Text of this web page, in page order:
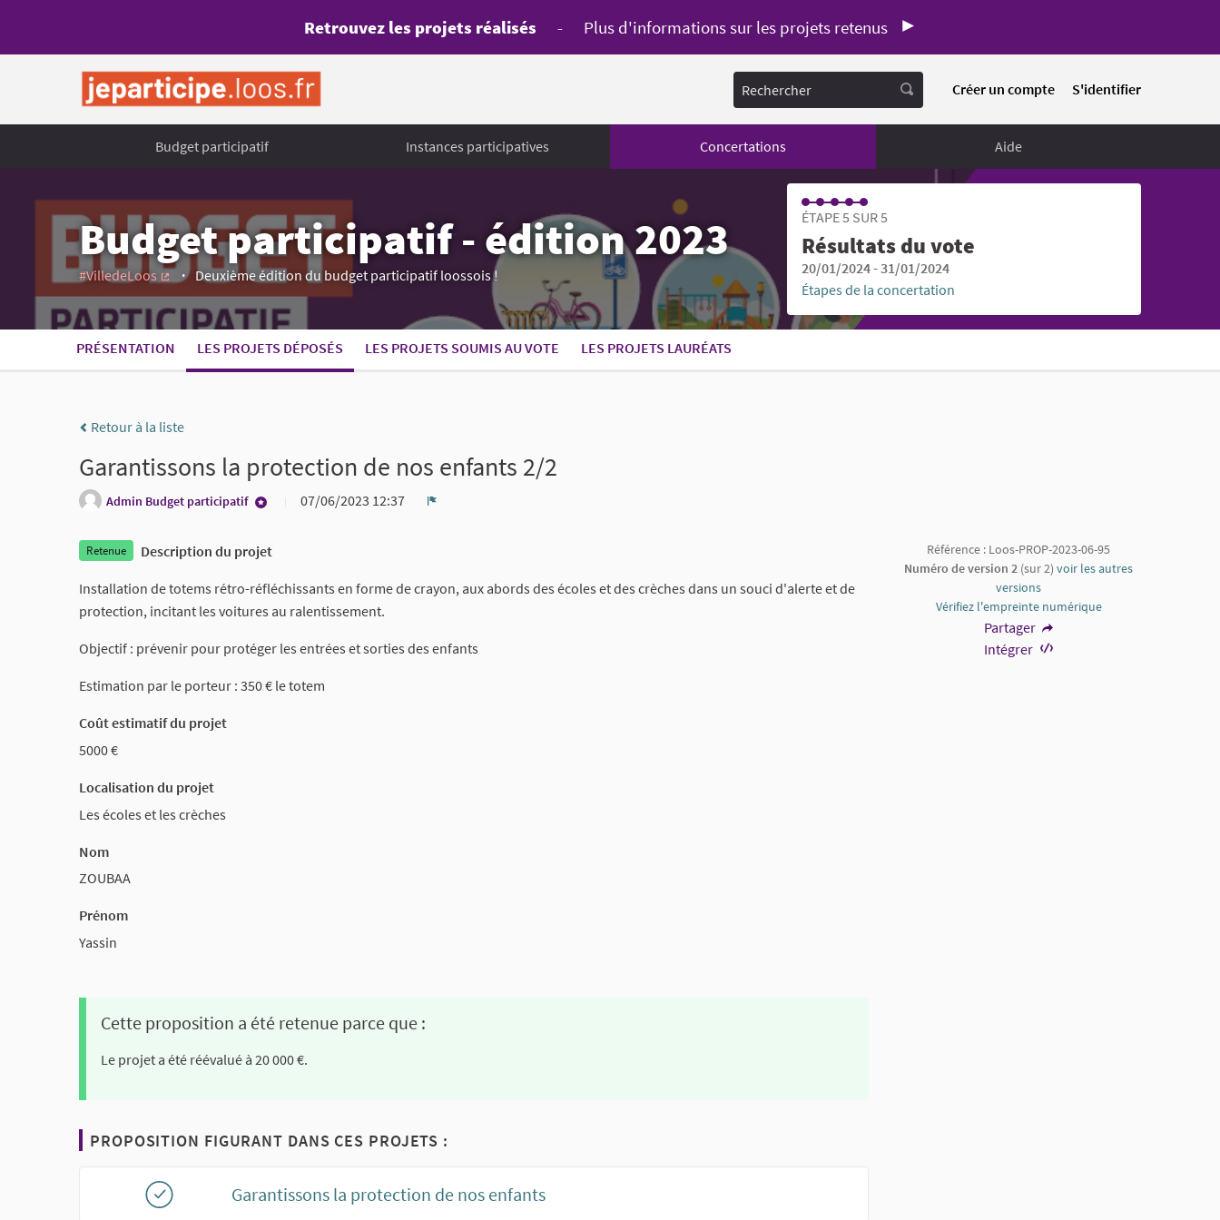
Retrouvez les projets réalisés - Plus d'informations sur les projets retenus
Rechercher Créer un compte S'identifier
Budget participatif Instances participatives Concertations Aide
Budget participatif - édition 2023
#VilledeLoos
Deuxième édition du budget participatif loossois !
ÉTAPE 5 SUR 5
Résultats du vote
20/01/2024 - 31/01/2024
Étapes de la concertation
PRÉSENTATION LES PROJETS DÉPOSÉS LES PROJETS SOUMIS AU VOTE LES PROJETS LAURÉATS
Retour à la liste
Garantissons la protection de nos enfants 2/2
Admin Budget participatif
07/06/2023 12:37
Retenue Description du projet
Installation de totems rétro-réfléchissants en forme de crayon, aux abords des écoles et des crèches dans un souci d'alerte et de
protection, incitant les voitures au ralentissement.
Objectif : prévenir pour protéger les entrées et sorties des enfants
Estimation par le porteur : 350 € le totem
Coût estimatif du projet
5000
Localisation du projet
Les écoles et les crèches
Nom
ZOUBAA
Prénom
Yassin
Cette proposition a été retenue parce que :
Le projet a été réévalué à 20 000 €.
PROPOSITION FIGURANT DANS CES PROJETS :
Garantissons la protection de nos enfants
Référence : Loos-PROP-2023-06-95
Numéro de version 2 (sur 2) voir les autres
versions
Vérifiez l'empreinte numérique
Partager
Intégrer